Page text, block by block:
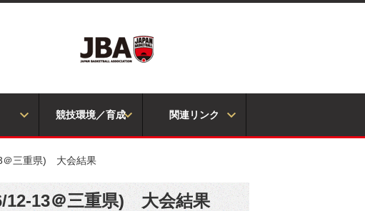
競技環境／育成 関連リンク
＠三重県) 大会結果
12-13＠三重県) 大会結果